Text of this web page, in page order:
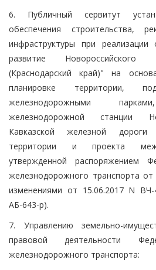
6. Публичный сервитут
обеспечения строительства,
инфраструктуры при реализации
развитие Новороссийского
(Краснодарский край)" на
планировке территории,
железнодорожными
железнодорожной станции
Кавказской железной дороги
территории и проекта
утвержденной распоряжением
железнодорожного транспорта
изменениями от 15.06.2017 N
АБ-643-р).
7. Управлению земельно-
правовой деятельности
железнодорожного транспорта: